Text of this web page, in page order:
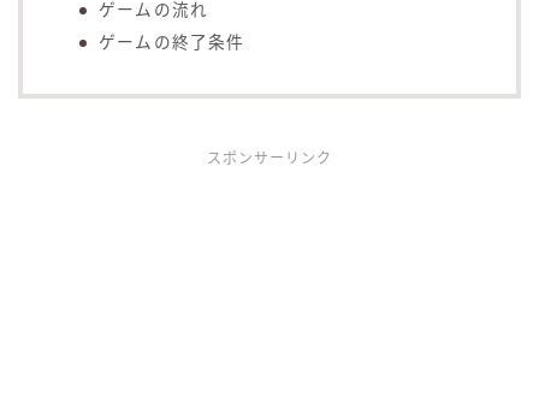
ゲームの流れ
ゲームの終了条件
スポンサーリンク